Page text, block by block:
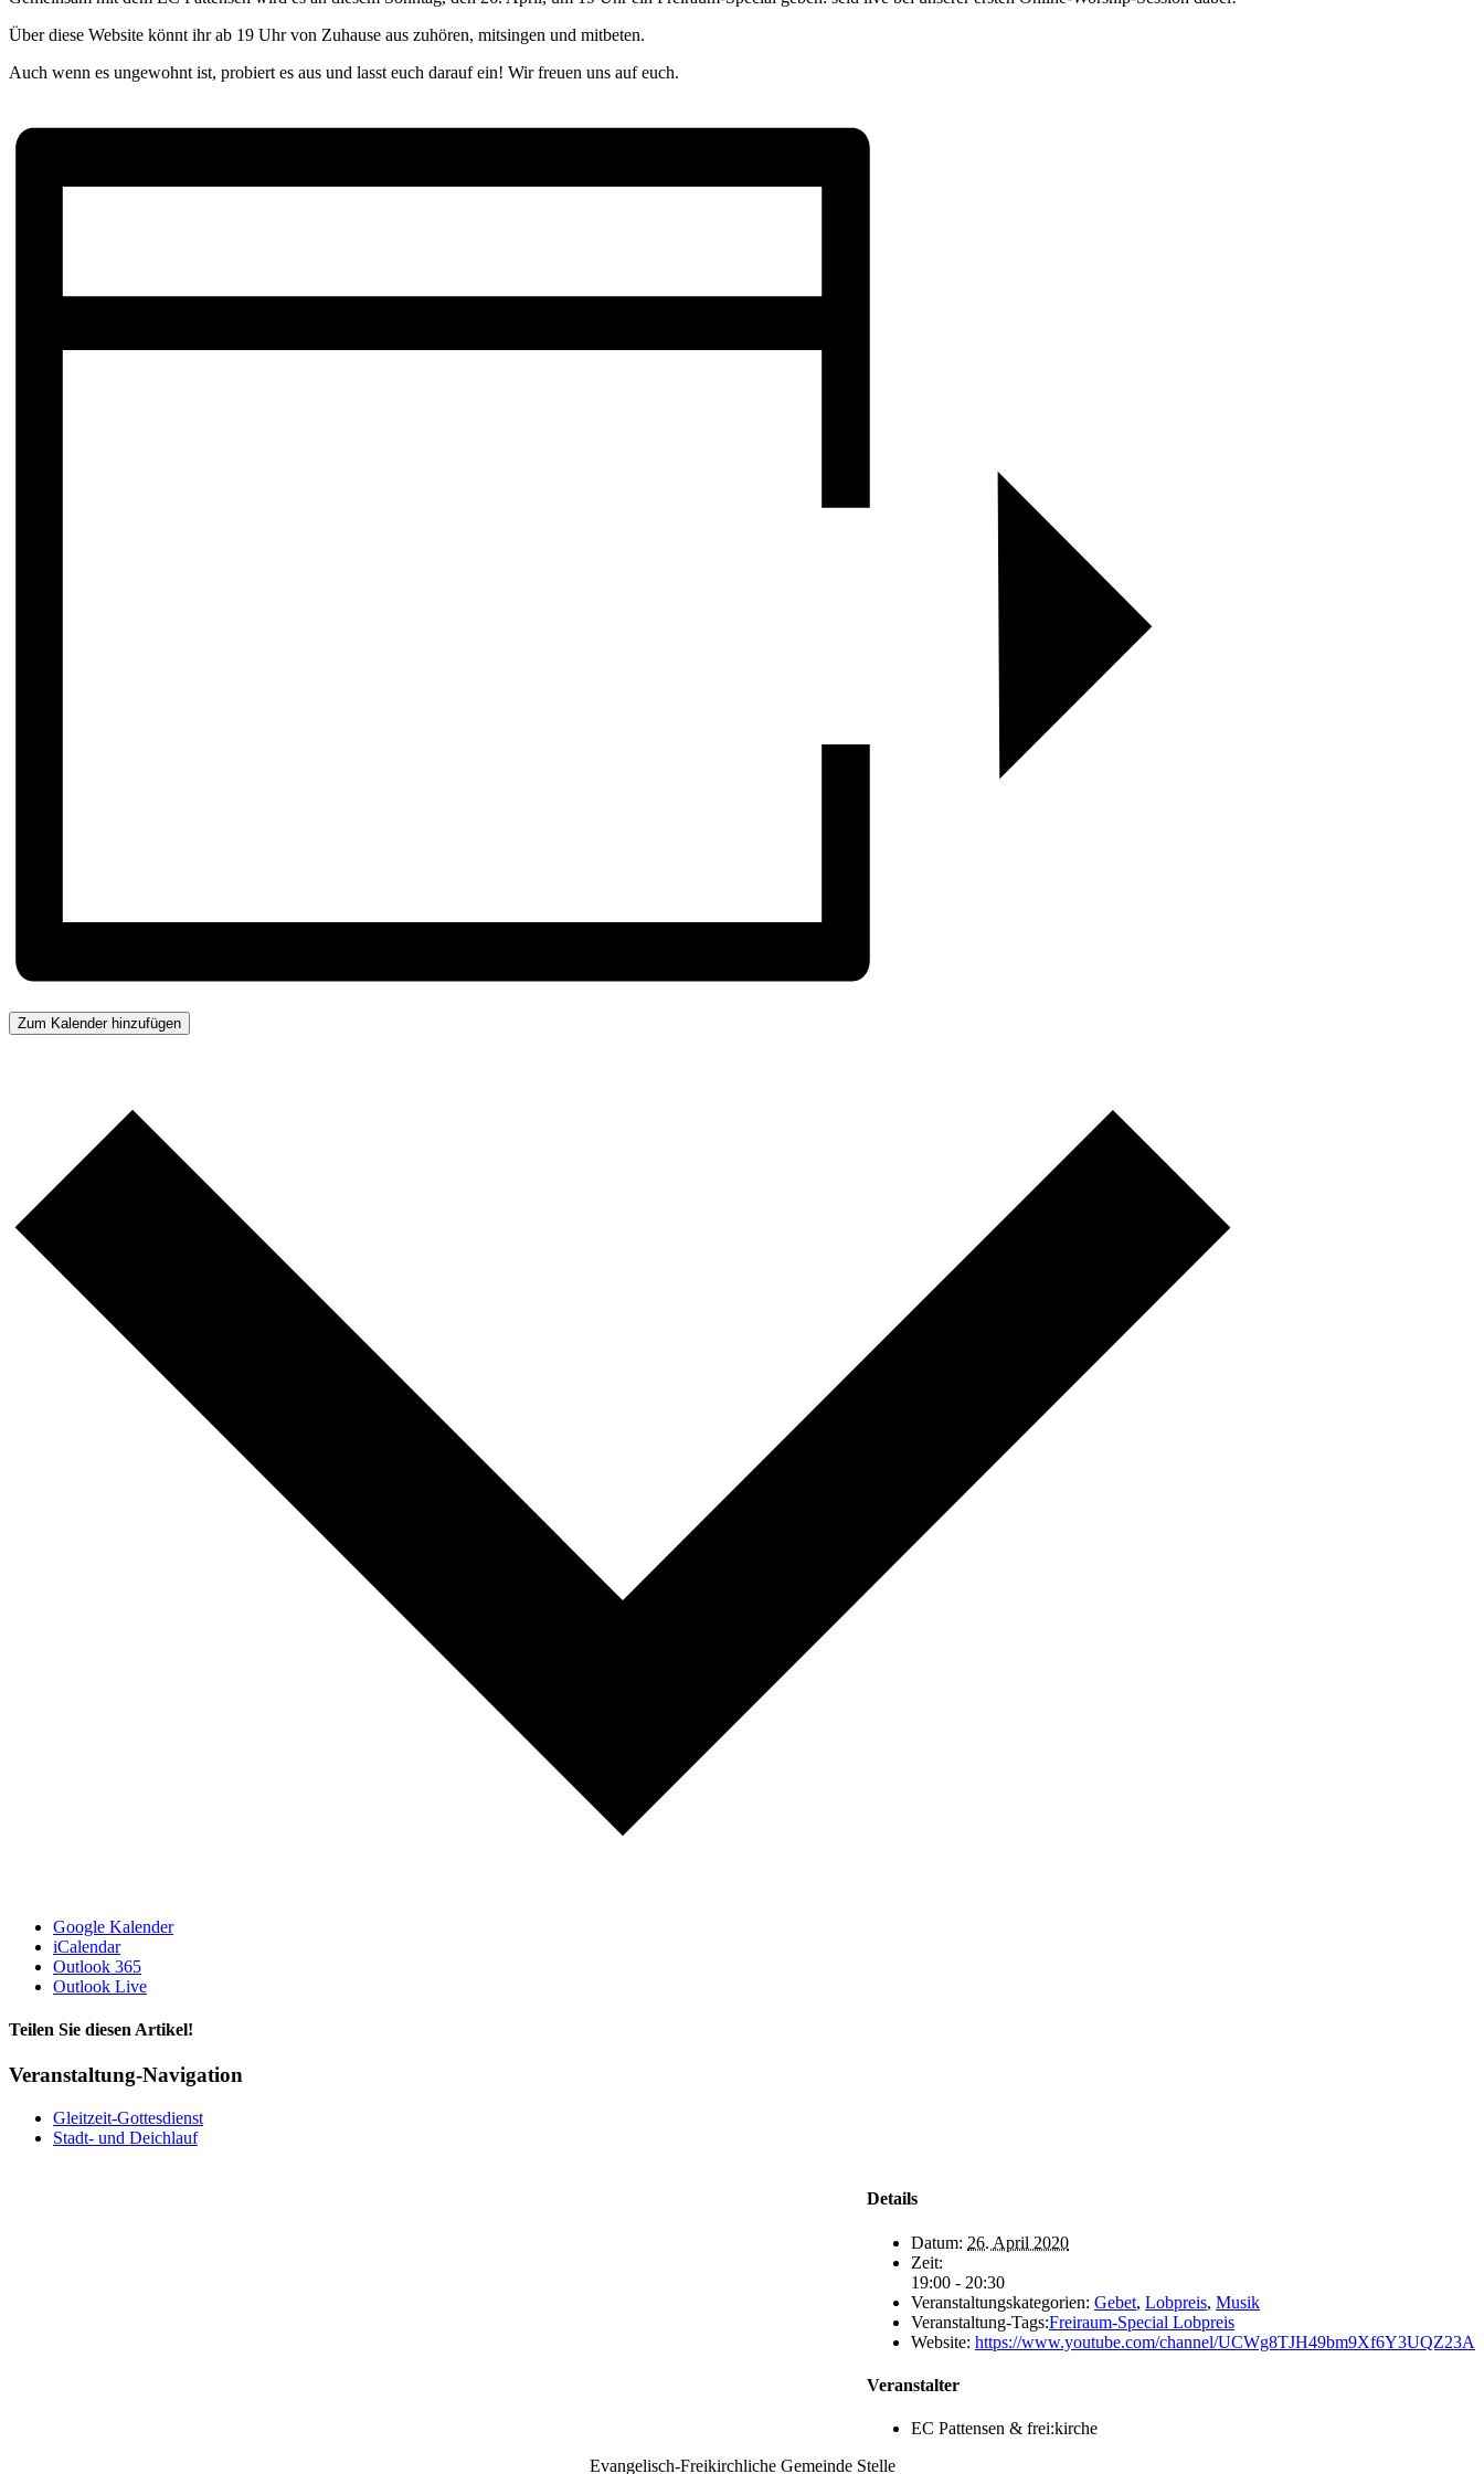
Über diese Website könnt ihr ab 19 Uhr von Zuhause aus zuhören, mitsingen und mitbeten.
Auch wenn es ungewohnt ist, probiert es aus und lasst euch darauf ein! Wir freuen uns auf euch.
Zum Kalender hinzufügen
Google Kalender
iCalendar
Outlook 365
Outlook Live
Teilen Sie diesen Artikel!
Facebook
X
Bluesky
Reddit
LinkedIn
WhatsApp
Telegram
Tumblr
Pinterest
Xing
E-
Veranstaltung-Navigation
Gleitzeit-Gottesdienst
Stadt- und Deichlauf
Details
Datum: 26. April 2020
Zeit:
19:00 - 20:30
Veranstaltungskategorien: Gebet, Lobpreis, Musik
Veranstaltung-Tags:Freiraum-Special Lobpreis
Website: https://www.youtube.com/channel/UCWg8TJH49bm9Xf6Y3UQZ23A
Veranstalter
EC Pattensen & frei:kirche
Evangelisch-Freikirchliche Gemeinde Stelle